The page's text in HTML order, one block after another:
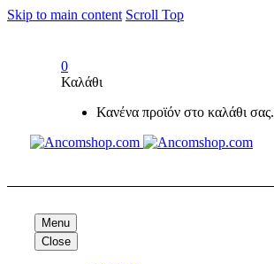
Skip to main content Scroll Top
0
Καλάθι
Κανένα προϊόν στο καλάθι σας.
Menu
Close